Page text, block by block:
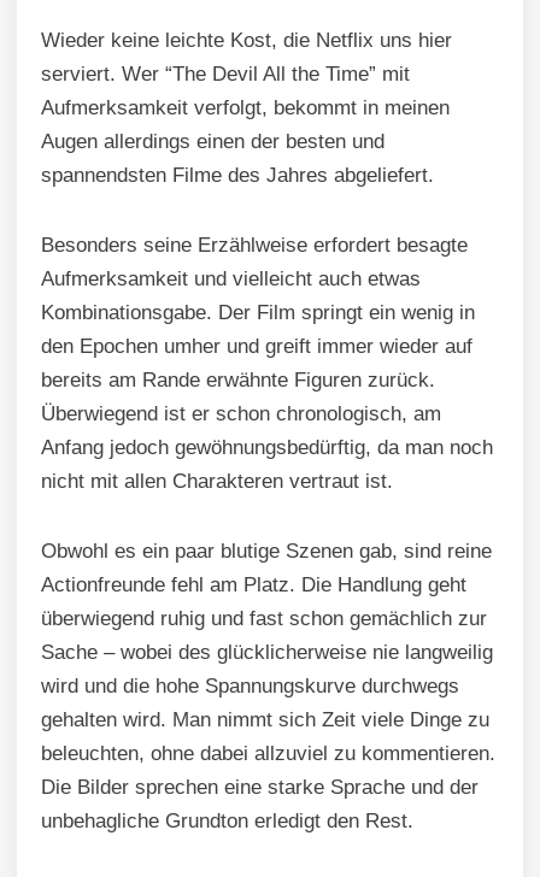
Wieder keine leichte Kost, die Netflix uns hier
serviert. Wer “The Devil All the Time” mit
Aufmerksamkeit verfolgt, bekommt in meinen
Augen allerdings einen der besten und
spannendsten Filme des Jahres abgeliefert.
Besonders seine Erzählweise erfordert besagte
Aufmerksamkeit und vielleicht auch etwas
Kombinationsgabe. Der Film springt ein wenig in
den Epochen umher und greift immer wieder auf
bereits am Rande erwähnte Figuren zurück.
Überwiegend ist er schon chronologisch, am
Anfang jedoch gewöhnungsbedürftig, da man noch
nicht mit allen Charakteren vertraut ist.
Obwohl es ein paar blutige Szenen gab, sind reine
Actionfreunde fehl am Platz. Die Handlung geht
überwiegend ruhig und fast schon gemächlich zur
Sache – wobei des glücklicherweise nie langweilig
wird und die hohe Spannungskurve durchwegs
gehalten wird. Man nimmt sich Zeit viele Dinge zu
beleuchten, ohne dabei allzuviel zu kommentieren.
Die Bilder sprechen eine starke Sprache und der
unbehagliche Grundton erledigt den Rest.